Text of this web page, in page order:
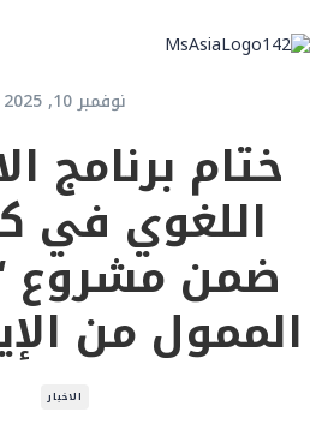
نوفمبر 10, 2025
ختام برنامج
اللغوي في
ضمن مشروع
الممول من
الاخبار